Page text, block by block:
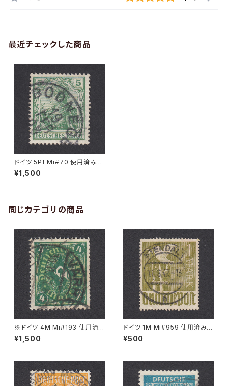
最近チェックした商品
ドイツ 5Pf Mi#70 使用済み切
手｜BODNEGG 19.FEB.1908
¥1,500
同じカテゴリの商品
※ドイツ 4M Mi#193 使用済
み切手｜VARREL 30.11.1922
¥1,500
ドイツ 1M Mi#959 使用済み切
手｜STENDAL 11.8.1947
¥500